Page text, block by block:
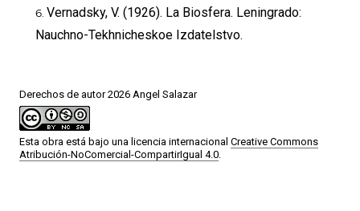
Derechos de autor 2026 Angel Salazar
Esta obra está bajo una licencia internacional Creative Commons
Atribución-NoComercial-CompartirIgual 4.0
Vernadsky, V. (1926). La Biosfera. Leningrado:
Nauchno-Tekhnicheskoe Izdatelstvo.